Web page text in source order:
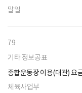
말일
79
기타 정보공표
종합운동장 이용(대관) 요
체육사업부